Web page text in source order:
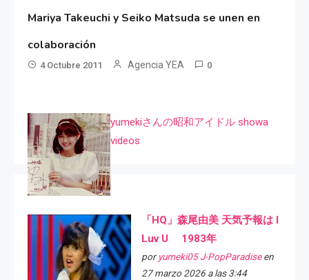
Mariya Takeuchi y Seiko Matsuda se unen en
colaboración
4 Octubre 2011 Agencia YEA 0
yumekiさんの昭和アイドル showa
videos
「HQ」森尾由美 天気予報は I
Luv U 1983年
por yumeki05 J-PopParadiseen
27 marzo 2026 a las 3:44